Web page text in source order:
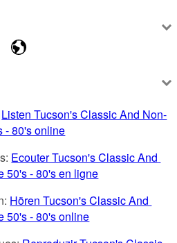
Listen Tucson's Classic And Non-
- 80's online
Ecouter Tucson's Classic And
50's - 80's en ligne
Hören Tucson's Classic And
50's - 80's online